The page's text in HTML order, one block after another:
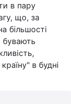
в пару
що, за
більшості
бувають
в будні